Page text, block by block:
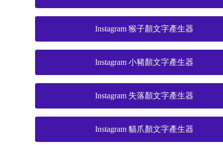
Instagram 猴子顏文字產生器
Instagram 小豬顏文字產生器
Instagram 失落顏文字產生器
Instagram 貓爪顏文字產生器